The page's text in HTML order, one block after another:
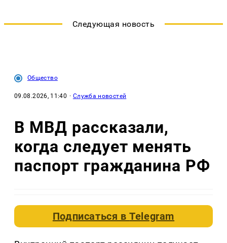
Следующая новость
Общество
09.08.2026, 11:40 · Служба новостей
В МВД рассказали,
когда следует менять
паспорт гражданина РФ
Подписаться вTelegram